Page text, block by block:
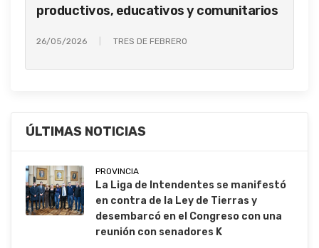
productivos, educativos y comunitarios
26/05/2026 TRES DE FEBRERO
ÚLTIMAS NOTICIAS
PROVINCIA
La Liga de Intendentes se manifestó
en contra de la Ley de Tierras y
desembarcó en el Congreso con una
reunión con senadores K